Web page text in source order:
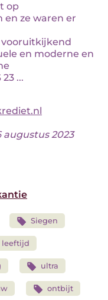
op
ze waren er
vooruitkijkend
en moderne en
...
augustus 2023
Siegen
leeftijd
ultra
ontbijt